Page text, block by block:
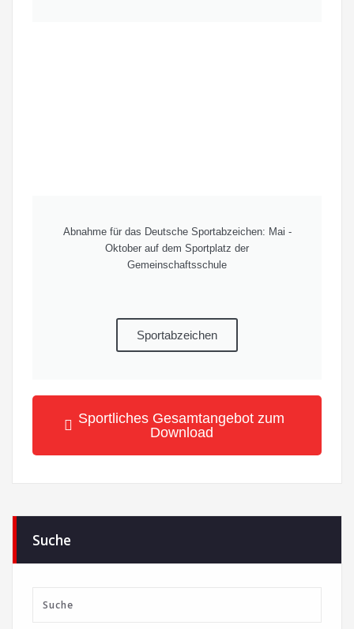
Abnahme für das Deutsche Sportabzeichen: Mai -
Oktober auf dem Sportplatz der
Gemeinschaftsschule
Sportabzeichen
Sportliches Gesamtangebot zum
Download
Suche